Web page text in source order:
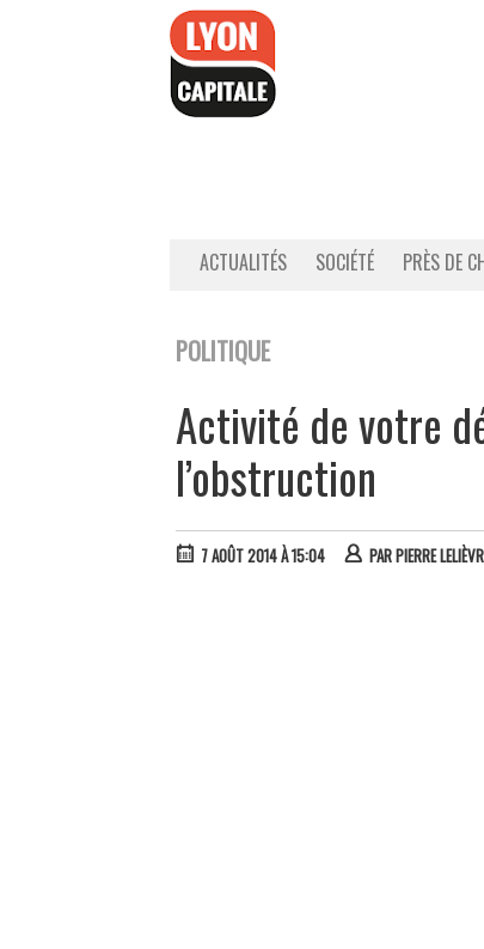
ACTUALITÉS SOCIÉTÉ PRÈS DE
POLITIQUE
Activité de votre
l’obstruction
7 AOÛT 2014 À 15:04 PARPIERRE